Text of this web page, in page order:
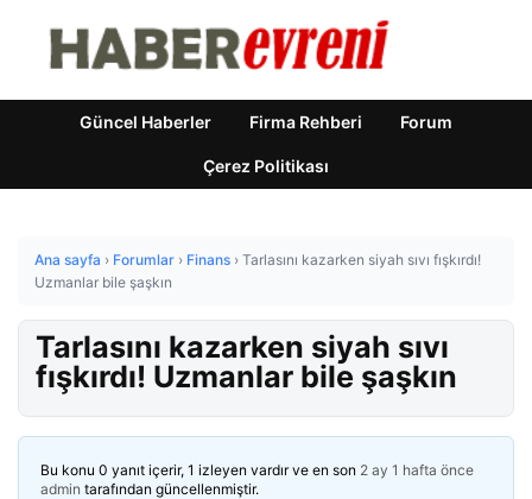
Güncel Haberler Firma Rehberi Forum
Çerez Politikası
Ana sayfa › Forumlar › Finans › Tarlasını kazarken siyah sıvı fışkırdı!
Uzmanlar bile şaşkın
Tarlasını kazarken siyah sıvı
fışkırdı! Uzmanlar bile şaşkın
Bu konu 0 yanıt içerir, 1 izleyen vardır ve en son 2 ay 1 hafta önce
admin tarafından güncellenmiştir.